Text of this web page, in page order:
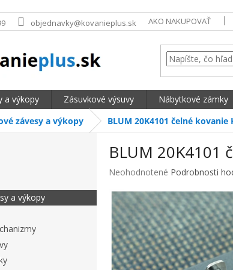
objednavky@kovanieplus.sk AKO NAKUPOVAŤ
a výkopy Zásuvkové výsuvy Nábytkové zámky
závesy a výkopy BLUM 20K4101 čelné kovanie
a výkopy
BLUM 20K4101
Priemerné hodnotenie
Neohodnotené Podrobnosti